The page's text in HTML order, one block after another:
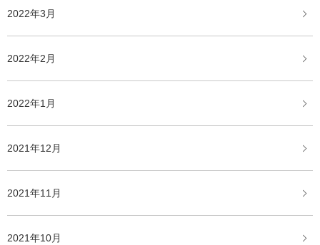
2022年3月
2022年2月
2022年1月
2021年12月
2021年11月
2021年10月